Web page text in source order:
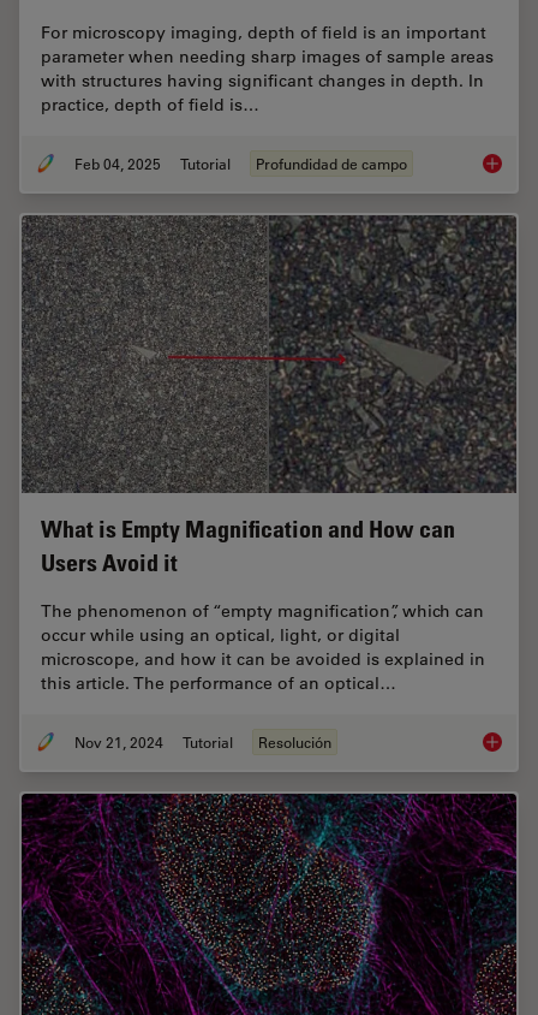
For microscopy imaging, depth of field is an important
parameter when needing sharp images of sample areas
with structures having significant changes in depth. In
practice, depth of field is…
Feb 04, 2025 Tutorial Profundidad de campo Depth
What is Empty Magnification and How can
Users Avoid it
The phenomenon of “empty magnification”, which can
occur while using an optical, light, or digital
microscope, and how it can be avoided is explained in
this article. The performance of an optical…
Nov 21, 2024 Tutorial Resolución What